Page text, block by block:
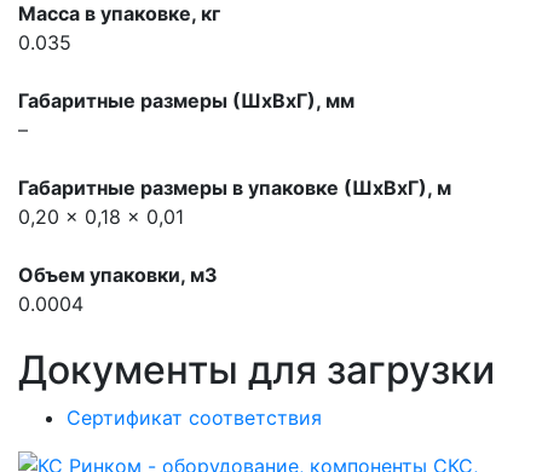
Масса в упаковке, кг
0.035
Габаритные размеры (ШхВхГ), мм
–
Габаритные размеры в упаковке (ШхВхГ), м
0,20 x 0,18 x 0,01
Объем упаковки, м3
0.0004
Документы для загрузки
Сертификат соответствия